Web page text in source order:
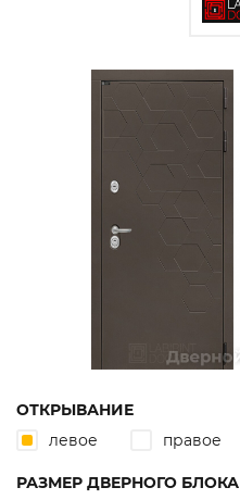
ОТКРЫВАНИЕ
левое
правое
РАЗМЕР ДВЕРНОГО БЛОКА